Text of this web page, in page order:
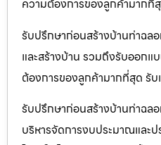
ความต้องการของลูกค้ามากที่
รับปรึกษาก่อนสร้างบ้านท่าฉล
และสร้างบ้าน รวมถึงรับออกแ
ต้องการของลูกค้ามากที่สุด รั
รับปรึกษาก่อนสร้างบ้านท่าฉล
บริหารจัดการงบประมาณและป